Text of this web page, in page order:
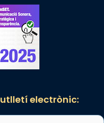
electrònic: